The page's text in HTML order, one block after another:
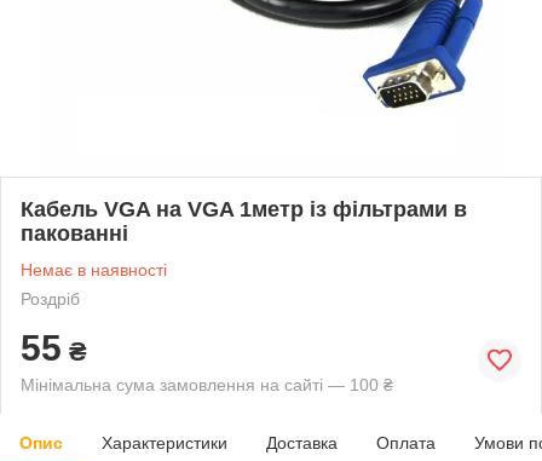
Кабель VGA на VGA 1метр із фільтрами в
пакованні
Немає в наявності
Роздріб
55 ₴
Мінімальна сума замовлення на сайті — 100 ₴
Опис Характеристики Доставка Оплата Умови